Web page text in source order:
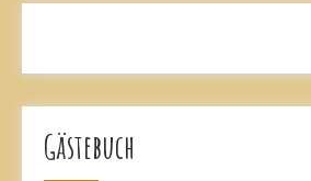
Gästebuch